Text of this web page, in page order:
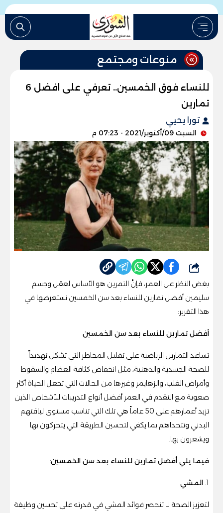
منوعات ومجتمع
للنساء فوق الخمسين.. تعرفي على افضل 6
تمارين
تورا يحيي
السبت 09/أكتوبر/2021 - 07:23 م
شارك
بغض النظر عن العمر، فإنَّ التمرين هو الأساس لعقل وجسم
سليمين أفضل تمارين للنساء بعد سن الخمسين نستعرضها في
هذا التقرير:
أفضل تمارين للنساء بعد سن الخمسين
تساعد التمارين الرياضية على تقليل المخاطر التي تشكل تهديداً
للصحة الجسدية والذهنية، مثل انخفاض كثافة العظام والسقوط
وأمراض القلب، والزهايمر وغيرها من الحالات التي تجعل الحياة أكثر
صعوبة مع التقدم في العمر أفضل أنواع التدريبات للأشخاص الذين
تزيد أعمارهم على 50 عاماً هي تلك التي تناسب مستوى لياقتهم
البدني وتتحداهم بما يكفي لتحسين الطريقة التي يتحركون بها
ويشعرون بها.
فيما يلي أفضل تمارين للنساء بعد سن الخمسين:
1. المشي
لتعزيز الصحة لا تنحصر فوائد المشي في قدرته على تحسين وظيفة